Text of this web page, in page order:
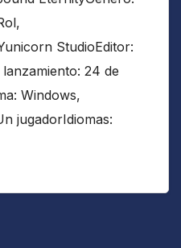
StudioEditor:
24 de
Windows,
jugadorIdiomas: